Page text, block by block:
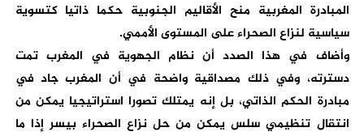
المبادرة المغربية منح الأقاليم الجنوبية حكما ذاتيا كتسوية
سياسية لنزاع الصحراء على المستوى الأممي.
وأضاف في هذا الصدد أن نظام الجهوية في المغرب تمت
دسترته، وفي ذلك مصداقية واضحة في أن المغرب جاد في
مبادرة الحكم الذاتي، بل إنه يمتلك تصورا استراتيجيا يمكن من
انتقال تنظيمي سلس يمكن من حل نزاع الصحراء بيسر إذا ما